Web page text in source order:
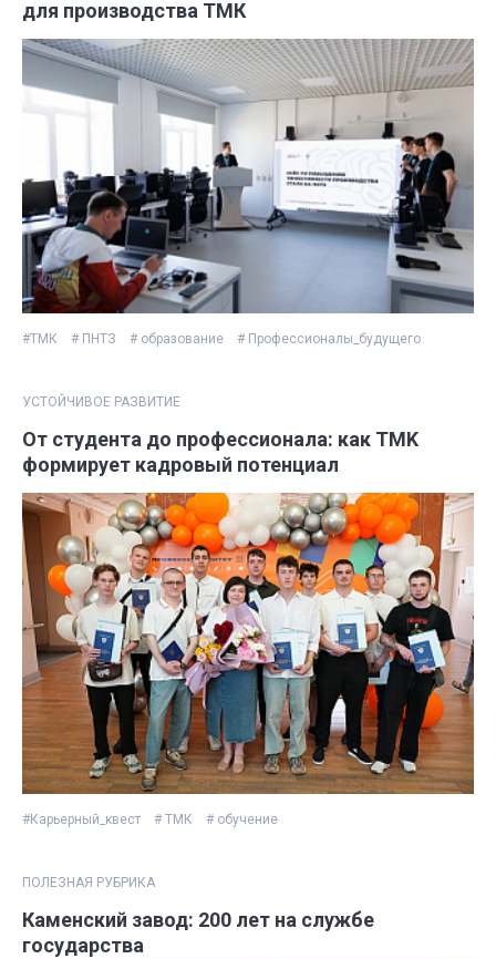
для производства ТМК
#ТМК # ПНТЗ # образование # Профессионалы_будущего
УСТОЙЧИВОЕ РАЗВИТИЕ
От студента до профессионала: как TMK
формирует кадровый потенциал
#Карьерный_квест # ТМК # обучение
ПОЛЕЗНАЯ РУБРИКА
Каменский завод: 200 лет на службе
государства